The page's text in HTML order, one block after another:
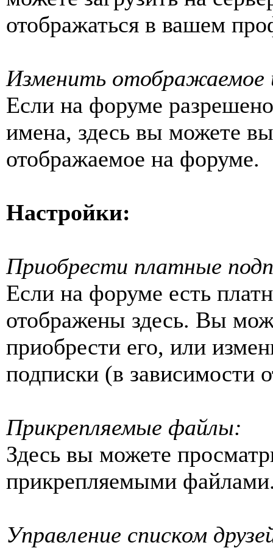
отображаться в вашем
Изменить отображаемое
Если на форуме
имена, здесь вы можете
отображаемое на форуме.
Настройки:
Приобрести платные
Если на форуме есть
отображены здесь. Вы
приобрести его, или
подписки (в зависимости
Прикрепляемые файлы:
Здесь вы можете
прикрепляемыми
Управление списком